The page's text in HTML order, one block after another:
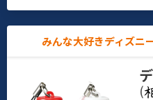
みんな大好きディズニ
(